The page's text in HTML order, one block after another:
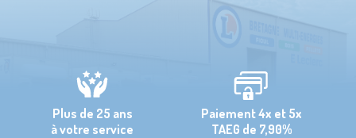
Plus de 25 ans
à votre service
Paiement 4x et 5x
TAEG de 7,90%